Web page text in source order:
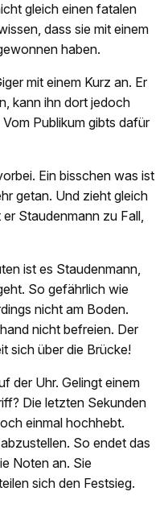
gleich einen fatalen
dass sie mit einem
haben.
mit einem Kurz an. Er
kann ihn dort jedoch
Publikum gibts dafür
Ein bisschen was ist
getan. Und zieht gleich
Staudenmann zu Fall,
ist es Staudenmann,
So gefährlich wie
nicht am Boden.
nicht befreien. Der
sich über die Brücke!
der Uhr. Gelingt einem
Die letzten Sekunden
einmal hochhebt.
So endet das
Noten an. Sie
sich den Festsieg.